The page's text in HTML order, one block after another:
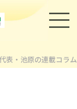
表・池原の連載コラ